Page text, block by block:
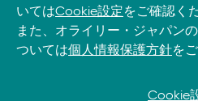
4章　Neural Network Consoleと
Neural Network Consoleにつ
Neural Network Consoleの
Windowsアプリ版をイン
いてはCookie設定をご確認く
また、オライリー・ジャパン
ついては個人情報保護方針を
Cookie